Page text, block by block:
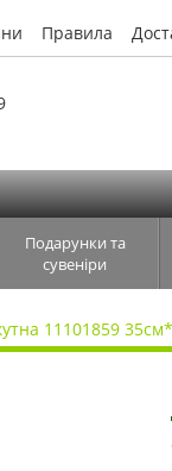
Правила
Подарунки та
сувеніри
11101859